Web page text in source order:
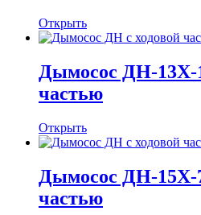
Открыть
Дымосос ДН-13Х-
частью
Открыть
Дымосос ДН-15Х-
частью